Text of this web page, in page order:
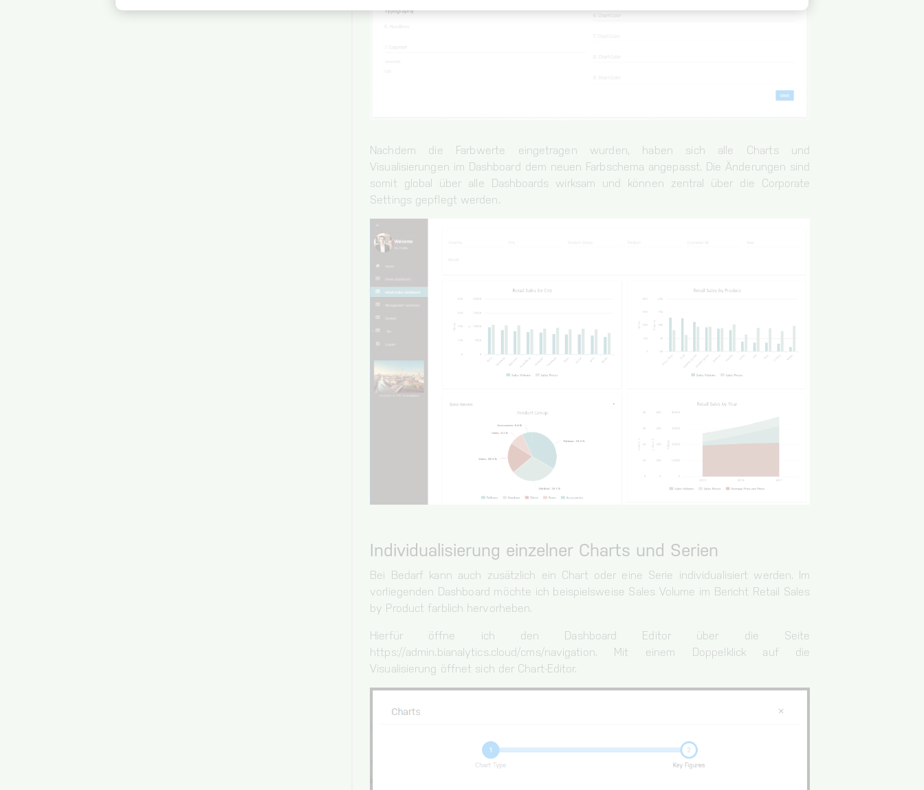
Nachdem die Farbwerte eingetragen wurden, haben sich alle Charts und
Visualisierungen im Dashboard dem neuen Farbschema angepasst. Die Änderungen sind
somit global über alle Dashboards wirksam und können zentral über die Corporate
Settings gepflegt werden.
Individualisierung einzelner Charts und Serien
Bei Bedarf kann auch zusätzlich ein Chart oder eine Serie individualisiert werden. Im
vorliegenden Dashboard möchte ich beispielsweise Sales Volume im Bericht Retail Sales
by Product farblich hervorheben.
Hierfür öffne ich den Dashboard Editor über die Seite
https://admin.bianalytics.cloud/cms/navigation. Mit einem Doppelklick auf die
Visualisierung öffnet sich der Chart-Editor.
https://www.google.com/intl/de_de/analytics/
2 years
Storage of the cookie settings.